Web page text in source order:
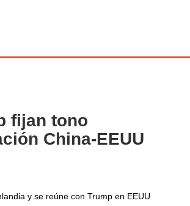
fijan tono
China-EEUU
y se reúne con Trump en EEUU